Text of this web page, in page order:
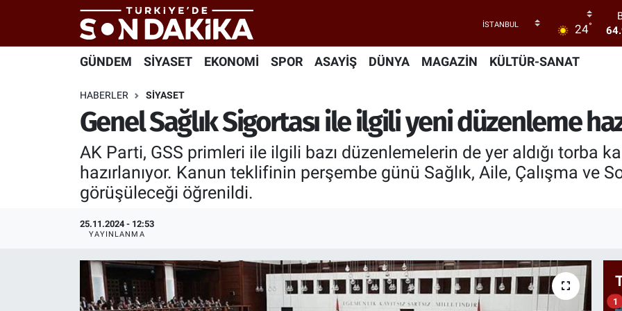
24°
GÜNDEM SİYASET EKONOMİ SPOR ASAYİŞ DÜNYA MAGAZİN KÜLTÜR-SANAT
HABERLER SİYASET
Genel Sağlık Sigortası ile ilgili yeni düzenleme
AK Parti, GSS primleri ile ilgili bazı düzenlemelerin de yer aldığı torba
hazırlanıyor. Kanun teklifinin perşembe günü Sağlık, Aile, Çalışma ve
görüşüleceği öğrenildi.
25.11.2024 - 12:53
YAYINLANMA
1
Hava Durumu
Trafik Durumu
Süper Lig Puan Durumu ve Fikstür
Tüm Manşetler
Son Dakika Haberleri
Haber Arşivi